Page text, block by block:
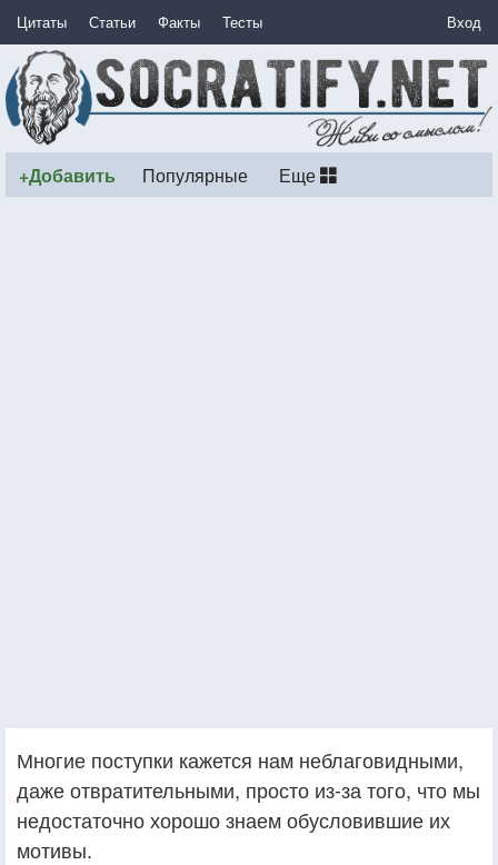
Цитаты Статьи Факты Тесты Вход
+Добавить Популярные Еще
Многие поступки кажется нам неблаговидными,
даже отвратительными, просто из-за того, что мы
недостаточно хорошо знаем обусловившие их
мотивы.